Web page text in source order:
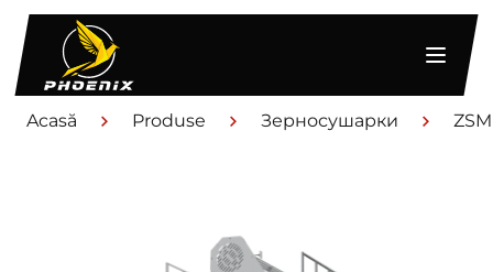
(068) 168 33 81 Documente
Acasă Produse Зерносушарки ZSM